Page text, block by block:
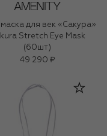
маска для век «Сакура»
Stretch Eye Mask
(60шт)
49 290 ₽